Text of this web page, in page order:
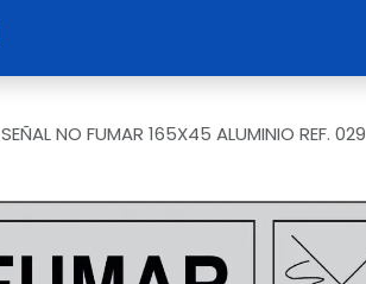
SEÑAL NO FUMAR 165X45 ALUMINIO REF. 029